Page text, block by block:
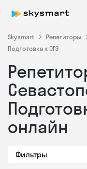
Skysmart Репетиторы
Подготовка к ОГЭ
онлайн
Фильтры
Skysmart Chat